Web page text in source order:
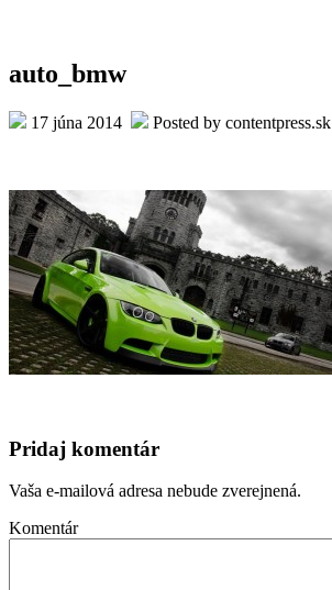
auto_bmw
17 júna 2014 Posted by contentpress.sk
Pridaj komentár
Vaša e-mailová adresa nebude zverejnená.
Komentár